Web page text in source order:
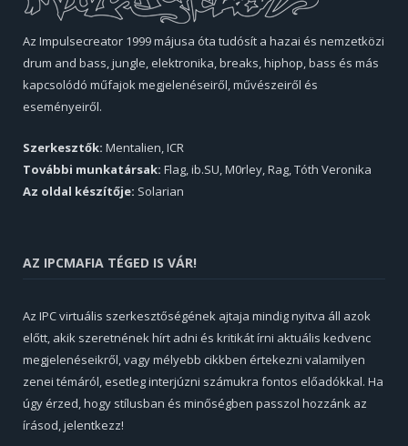
Az Impulsecreator 1999 májusa óta tudósít a hazai és nemzetközi
drum and bass, jungle, elektronika, breaks, hiphop, bass és más
kapcsolódó műfajok megjelenéseiről, művészeiről és
eseményeiről.
Szerkesztők: Mentalien, ICR
További munkatársak: Flag, ib.SU, M0rley, Rag, Tóth Veronika
Az oldal készítője: Solarian
AZ IPCMAFIA TÉGED IS VÁR!
Az IPC virtuális szerkesztőségének ajtaja mindig nyitva áll azok
előtt, akik szeretnének hírt adni és kritikát írni aktuális kedvenc
megjelenéseikről, vagy mélyebb cikkben értekezni valamilyen
zenei témáról, esetleg interjúzni számukra fontos előadókkal. Ha
úgy érzed, hogy stílusban és minőségben passzol hozzánk az
írásod, jelentkezz!